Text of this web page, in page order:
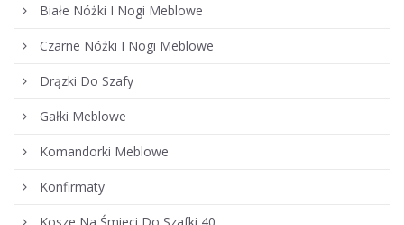
Białe Nóżki I Nogi Meblowe
Czarne Nóżki I Nogi Meblowe
Drązki Do Szafy
Gałki Meblowe
Komandorki Meblowe
Konfirmaty